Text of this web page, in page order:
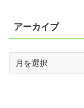
アーカイブ